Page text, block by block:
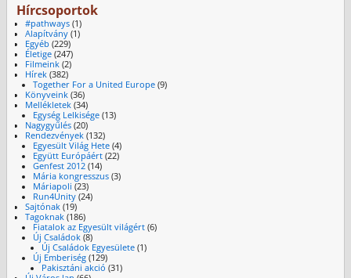
Hírcsoportok
#pathways(1)
Alapítvány(1)
Egyéb (229)
Életige(247)
Filmeink(2)
Hírek(382)
Together For a United Europe (9)
Könyveink(36)
Mellékletek(34)
Egység Lelkisége (13)
Nagygyűlés(20)
Rendezvények(132)
Egyesült Világ Hete (4)
Együtt Európáért (22)
Genfest 2012 (14)
Mária kongresszus (3)
Máriapoli (23)
Run4Unity (24)
Sajtónak(19)
Tagoknak(186)
Fiatalok az Egyesült világért (6)
Új Családok (8)
Új Családok Egyesülete(1)
Új Emberiség (129)
Pakisztáni akció (31)